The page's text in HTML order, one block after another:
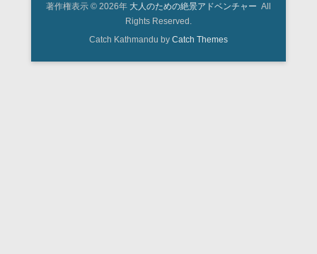
著作権表示 © 2026年 大人のための絶景アドベンチャー All
Rights Reserved.
Catch Kathmandu by Catch Themes